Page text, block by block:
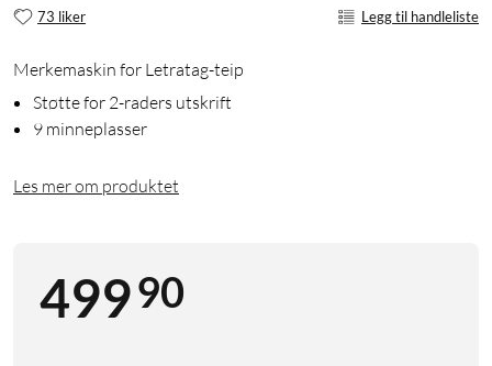
73 liker Legg til handleliste
Merkemaskin for Letratag-teip
Støtte for 2-raders utskrift
9 minneplasser
Les mer om produktet
49990